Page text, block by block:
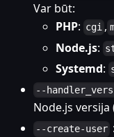
Var būt:
PHP: cgi ,
Node.js:
Systemd:
--
Node.js versija
--create-user